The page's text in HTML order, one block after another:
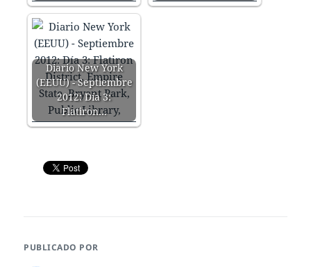
Diario New York
(EEUU) - Septiembre
2012: Día 3:
Flatiron…
PUBLICADO POR